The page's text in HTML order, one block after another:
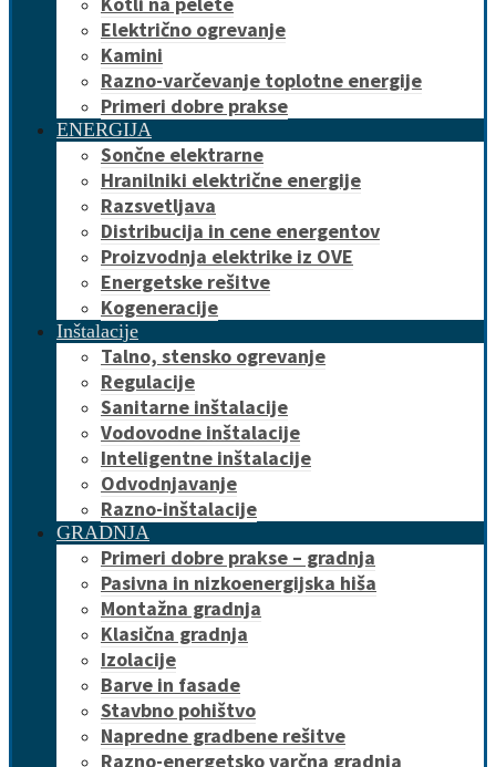
Električno ogrevanje
Kamini
Razno-varčevanje toplotne energije
Primeri dobre prakse
ENERGIJA
Sončne elektrarne
Hranilniki električne energije
Razsvetljava
Distribucija in cene energentov
Proizvodnja elektrike iz OVE
Energetske rešitve
Kogeneracije
Inštalacije
Talno, stensko ogrevanje
Regulacije
Sanitarne inštalacije
Vodovodne inštalacije
Inteligentne inštalacije
Odvodnjavanje
Razno-inštalacije
GRADNJA
Primeri dobre prakse – gradnja
Pasivna in nizkoenergijska hiša
Montažna gradnja
Klasična gradnja
Izolacije
Barve in fasade
Stavbno pohištvo
Napredne gradbene rešitve
Razno-energetsko varčna gradnja